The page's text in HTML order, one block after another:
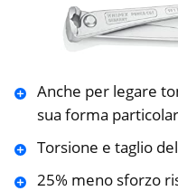
Anche per legare
sua forma
Torsione e taglio
25% meno sforzo